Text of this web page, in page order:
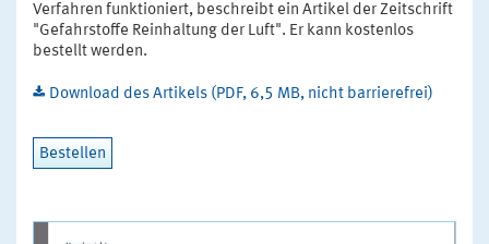
Verfahren funktioniert, beschreibt ein Artikel der Zeitschrift
"Gefahrstoffe Reinhaltung der Luft". Er kann kostenlos
bestellt werden.
Download des Artikels (PDF, 6,5 MB, nicht barrierefrei)
Bestellen